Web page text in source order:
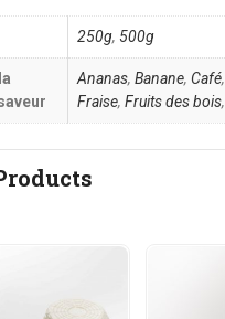
250g, 500g
Ananas, Banane, Café,
Fraise, Fruits des bois,